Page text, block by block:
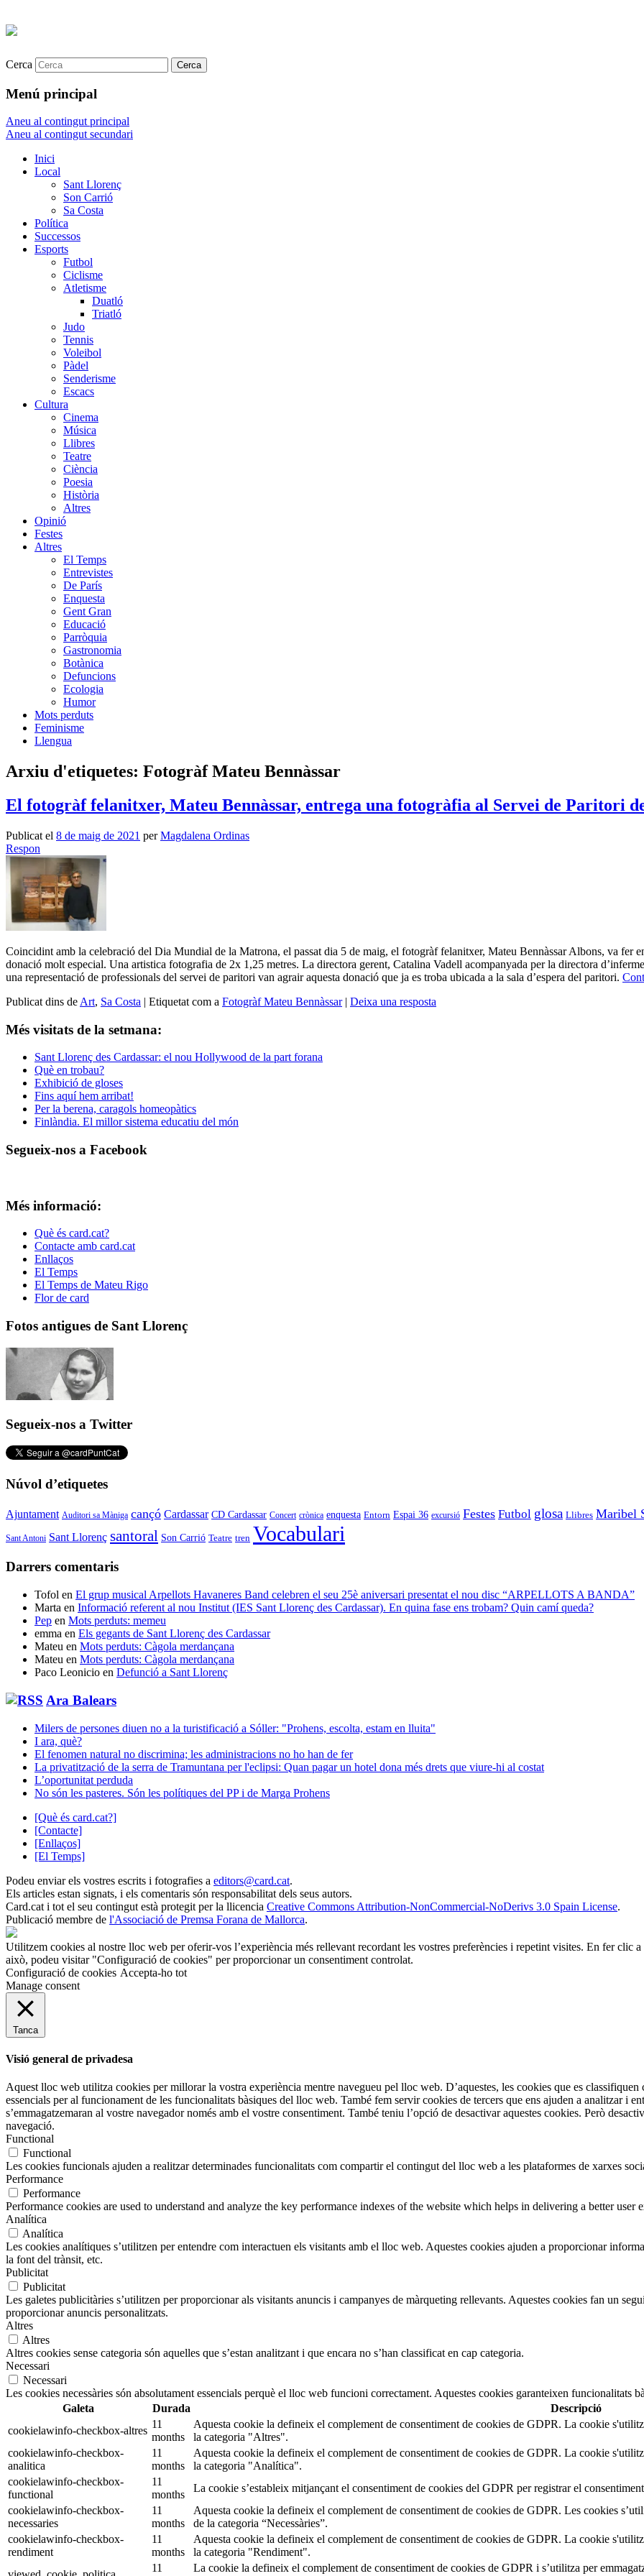
Cerca
Menú principal
Aneu al contingut principal
Aneu al contingut secundari
Inici
Local
Sant Llorenç
Son Carrió
Sa Costa
Política
Successos
Esports
Futbol
Ciclisme
Atletisme
Duatló
Triatló
Judo
Tennis
Voleibol
Pàdel
Senderisme
Escacs
Cultura
Cinema
Música
Llibres
Teatre
Ciència
Poesia
Història
Altres
Opinió
Festes
Altres
El Temps
Entrevistes
De París
Enquesta
Gent Gran
Educació
Parròquia
Gastronomia
Botànica
Defuncions
Ecologia
Humor
Mots perduts
Feminisme
Llengua
Arxiu d'etiquetes: Fotogràf Mateu Bennàssar
El fotogràf felanitxer, Mateu Bennàssar, entrega una fotogràfia al Servei de Paritori
Publicat el 8 de maig de 2021 perMagdalena Ordinas
Respon
Coincidint amb la celebració del Dia Mundial de la Matrona, el passat dia 5 de maig, el fotogràf felanitxer, Mateu Bennàssar Albons, va fer
donació molt especial. Una artistica fotografia de 2x 1,25 metres. La directora gerent, Catalina Vadell acompanyada per la directora
una representació de professionals del servei de paritori van agrair aquesta donació que ja es troba ubicada a la sala d’espera del paritori.
Publicat dins de Art, Sa Costa | Etiquetat com a Fotogràf Mateu Bennàssar | Deixa una resposta
Més visitats de la setmana:
Sant Llorenç des Cardassar: el nou Hollywood de la part forana
Què en trobau?
Exhibició de gloses
Fins aquí hem arribat!
Per la berena, caragols homeopàtics
Finlàndia. El millor sistema educatiu del món
Segueix-nos a Facebook
Més informació:
Què és card.cat?
Contacte amb card.cat
Enllaços
El Temps
El Temps de Mateu Rigo
Flor de card
Fotos antigues de Sant Llorenç
Segueix-nos a Twitter
Núvol d’etiquetes
Ajuntament Auditori sa Màniga cançó Cardassar CD Cardassar Concert crònica enquesta Entorn Espai 36 excursió Festes Futbol glosa Llibres Maribel
Sant Antoni Sant Llorenç santoral Son Carrió Teatre tren Vocabulari
Darrers comentaris
Tofol en El grup musical Arpellots Havaneres Band celebren el seu 25è aniversari presentat el nou disc “ARPELLOTS A BANDA”
Marta en Informació referent al nou Institut (IES Sant Llorenç des Cardassar). En quina fase ens trobam? Quin camí queda?
Pep en Mots perduts: memeu
emma en Els gegants de Sant Llorenç des Cardassar
Mateu en Mots perduts: Càgola merdançana
Mateu en Mots perduts: Càgola merdançana
Paco Leonicio en Defunció a Sant Llorenç
Ara Balears
Milers de persones diuen no a la turistificació a Sóller: "Prohens, escolta, estam en lluita"
I ara, què?
El fenomen natural no discrimina; les administracions no ho han de fer
La privatització de la serra de Tramuntana per l'eclipsi: Quan pagar un hotel dona més drets que viure-hi al costat
L’oportunitat perduda
No són les pasteres. Són les polítiques del PP i de Marga Prohens
[Què és card.cat?]
[Contacte]
[Enllaços]
[El Temps]
Podeu enviar els vostres escrits i fotografies a editors@card.cat.
Els articles estan signats, i els comentaris són responsabilitat dels seus autors.
Card.cat i tot el seu contingut està protegit per la llicencia Creative Commons Attribution-NonCommercial-NoDerivs 3.0 Spain License.
Publicació membre de l'Associació de Premsa Forana de Mallorca.
Utilitzem cookies al nostre lloc web per oferir-vos l’experiència més rellevant recordant les vostres preferències i repetint visites. En fer
això, podeu visitar "Configuració de cookies" per proporcionar un consentiment controlat.
Configuració de cookies Accepta-ho tot
Manage consent
Tanca
Visió general de privadesa
Aquest lloc web utilitza cookies per millorar la vostra experiència mentre navegueu pel lloc web. D’aquestes, les cookies que es classifiquen
essencials per al funcionament de les funcionalitats bàsiques del lloc web. També fem servir cookies de tercers que ens ajuden a analitzar i
s’emmagatzemaran al vostre navegador només amb el vostre consentiment. També teniu l’opció de desactivar aquestes cookies. Però
navegació.
Functional
Functional
Les cookies funcionals ajuden a realitzar determinades funcionalitats com compartir el contingut del lloc web a les plataformes de xarxes
Performance
Performance
Performance cookies are used to understand and analyze the key performance indexes of the website which helps in delivering a better user
Analítica
Analítica
Les cookies analítiques s’utilitzen per entendre com interactuen els visitants amb el lloc web. Aquestes cookies ajuden a proporcionar
la font del trànsit, etc.
Publicitat
Publicitat
Les galetes publicitàries s’utilitzen per proporcionar als visitants anuncis i campanyes de màrqueting rellevants. Aquestes cookies fan un
proporcionar anuncis personalitzats.
Altres
Altres
Altres cookies sense categoria són aquelles que s’estan analitzant i que encara no s’han classificat en cap categoria.
Necessari
Necessari
Les cookies necessàries són absolutament essencials perquè el lloc web funcioni correctament. Aquestes cookies garanteixen funcionalitats
Galeta
Durada
Descripció
cookielawinfo-checkbox-altres
11
months
Aquesta cookie la defineix el complement de consentiment de cookies de GDPR. La cookie
la categoria "Altres".
cookielawinfo-checkbox-
analitica
11
months
Aquesta cookie la defineix el complement de consentiment de cookies de GDPR. La cookie
la categoria "Analítica".
cookielawinfo-checkbox-
functional
11
months
La cookie s’estableix mitjançant el consentiment de cookies del GDPR per registrar el
cookielawinfo-checkbox-
necessaries
11
months
Aquesta cookie la defineix el complement de consentiment de cookies de GDPR. Les cookies
de la categoria “Necessàries”.
cookielawinfo-checkbox-
rendiment
11
months
Aquesta cookie la defineix el complement de consentiment de cookies de GDPR. La cookie
la categoria "Rendiment".
11
La cookie la defineix el complement de consentiment de cookies de GDPR i s’utilitza per